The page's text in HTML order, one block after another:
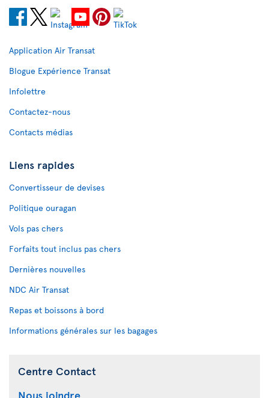
Application Air Transat
Blogue Expérience Transat
Infolettre
Contactez-nous
Contacts médias
Liens rapides
Convertisseur de devises
Politique ouragan
Vols pas chers
Forfaits tout inclus pas chers
Dernières nouvelles
NDC Air Transat
Repas et boissons à bord
Informations générales sur les bagages
Centre Contact
Nous joindre